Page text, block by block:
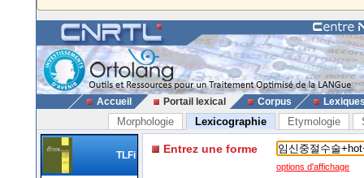
Accueil Portail lexical Corpus
Morphologie Lexicographie Etymologie
TLFi Entrez une forme
options d'affichage